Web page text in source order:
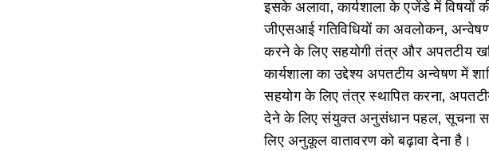
इसके अलावा, कार्यशाला के एजेंडे में विषयों
जीएसआई गतिविधियों का अवलोकन,
करने के लिए सहयोगी तंत्र और अपतटीय
कार्यशाला का उद्देश्य अपतटीय अन्वेषण में
सहयोग के लिए तंत्र स्थापित करना,
देने के लिए संयुक्त अनुसंधान पहल, सूचना
लिए अनुकूल वातावरण को बढ़ावा देना है।